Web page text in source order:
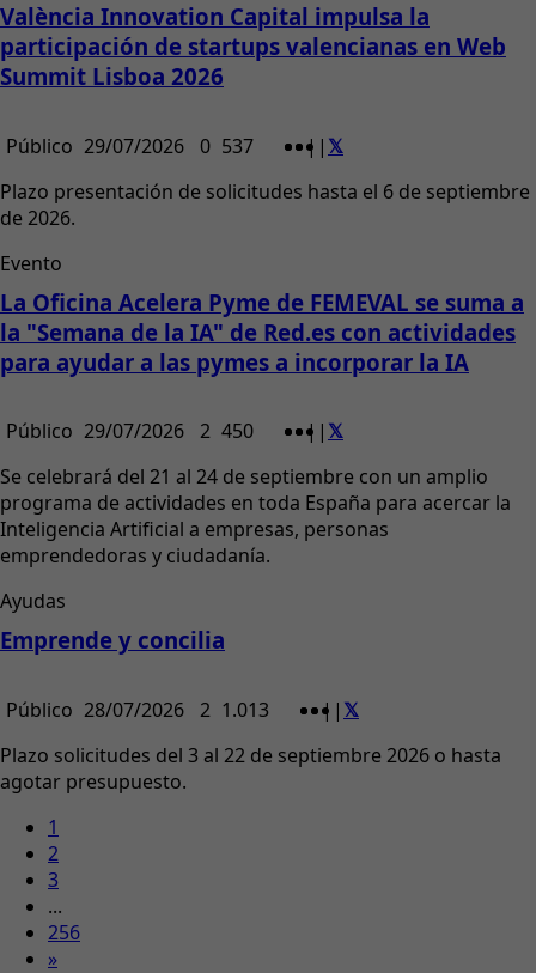
València Innovation Capital impulsa la
participación de startups valencianas en Web
Summit Lisboa 2026
Público 29/07/2026 0 537 | |
Plazo presentación de solicitudes hasta el 6 de septiembre
de 2026.
Evento
La Oficina Acelera Pyme de FEMEVAL se suma a
la "Semana de la IA" de Red.es con actividades
para ayudar a las pymes a incorporar la IA
Público 29/07/2026 2 450 | |
Se celebrará del 21 al 24 de septiembre con un amplio
programa de actividades en toda España para acercar la
Inteligencia Artificial a empresas, personas
emprendedoras y ciudadanía.
Ayudas
Emprende y concilia
Público 28/07/2026 2 1.013 | |
Plazo solicitudes del 3 al 22 de septiembre 2026 o hasta
agotar presupuesto.
1
2
3
...
256
»